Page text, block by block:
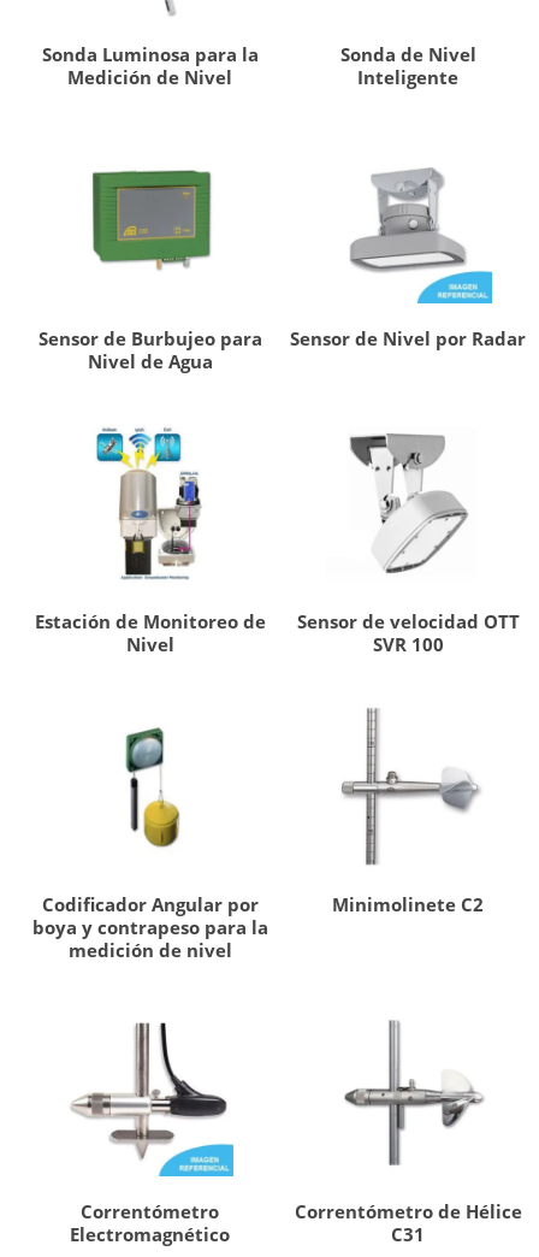
Sonda Luminosa para la
Medición de Nivel
Sonda de Nivel
Inteligente
Sensor de Burbujeo para
Nivel de Agua
Sensor de Nivel por Radar
Estación de Monitoreo de
Nivel
Sensor de velocidad OTT
SVR 100
Codificador Angular por
boya y contrapeso para la
medición de nivel
Minimolinete C2
Correntómetro
Electromagnético
Correntómetro de Hélice
C31